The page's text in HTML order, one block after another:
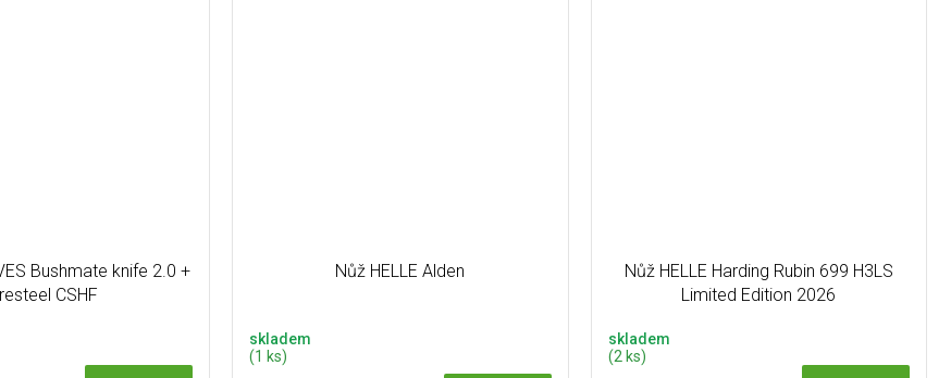
Bushmate knife 2.0 +
CSHF
Nůž HELLE Alden
skladem
(1 ks)
Nůž HELLE Harding Rubin 699 H3LS
Limited Edition 2026
skladem
(2 ks)